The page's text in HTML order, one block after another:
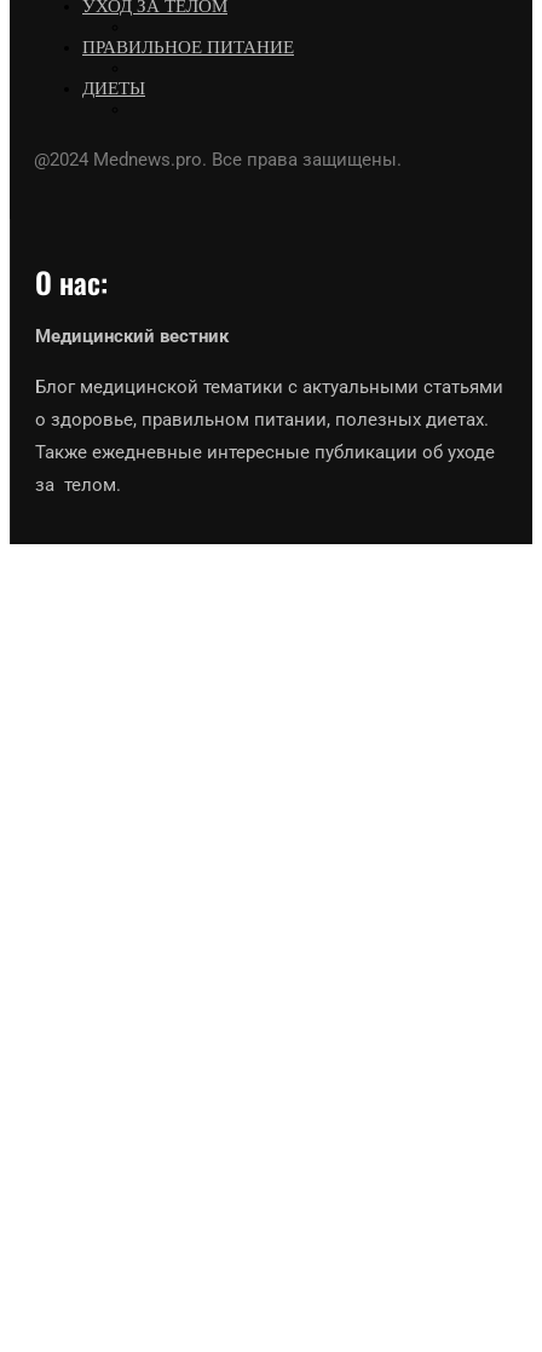
УХОД ЗА ТЕЛОМ
ПРАВИЛЬНОЕ ПИТАНИЕ
ДИЕТЫ
@2024 Mednews.pro. Все права защищены.
О нас:
Медицинский вестник
Блог медицинской тематики с актуальными статьями
о здоровье, правильном питании, полезных диетах.
Также ежедневные интересные публикации об уходе
за телом.